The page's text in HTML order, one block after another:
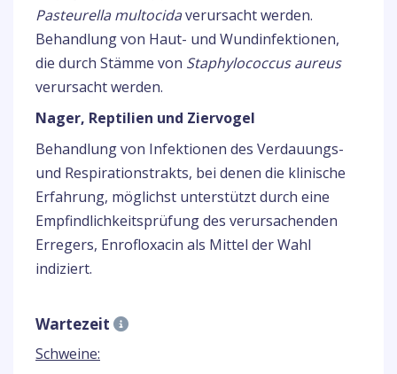
Pasteurella multocidaverursacht werden.
Behandlung von Haut- und Wundinfektionen,
die durch Stämme von Staphylococcus aureus
verursacht werden.
Nager, Reptilien und Ziervogel
Behandlung von Infektionen des Verdauungs-
und Respirationstrakts, bei denen die klinische
Erfahrung, möglichst unterstützt durch eine
Empfindlichkeitsprüfung des verursachenden
Erregers, Enrofloxacin als Mittel der Wahl
indiziert.
Wartezeit
Schweine: